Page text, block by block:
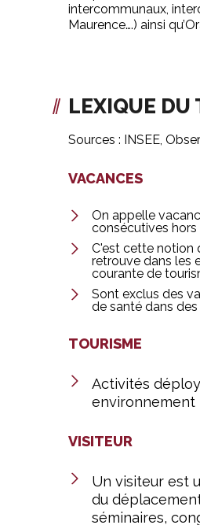
intercommunaux,
Maurence….) ainsi
LEXIQUE DU
Sources : INSEE,
VACANCES
On appelle
consécutives hors
C'est cette notion
retrouve dans les
courante de
Sont exclus des
de santé dans
TOURISME
Activités
environnement
VISITEUR
Un visiteur est
du
séminaires,